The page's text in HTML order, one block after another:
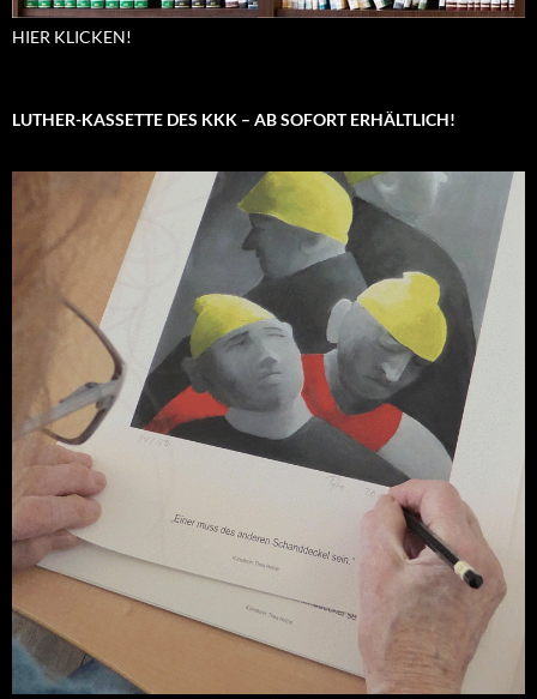
HIER KLICKEN!
LUTHER-KASSETTE DES KKK – AB SOFORT ERHÄLTLICH!